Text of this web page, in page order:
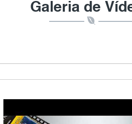
Galeria de